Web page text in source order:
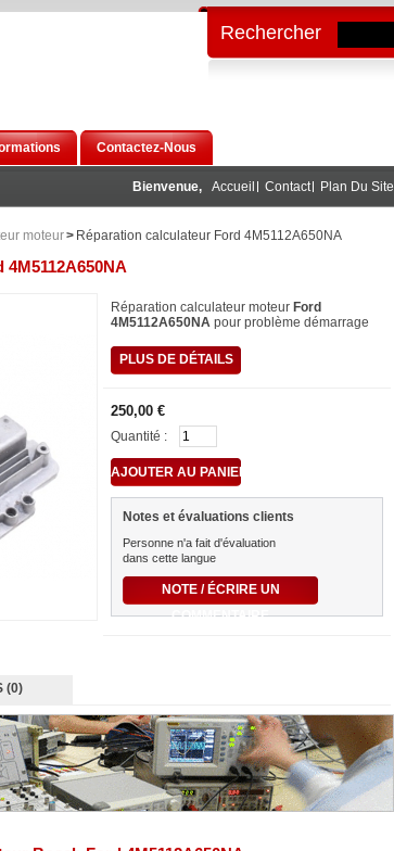
Contactez-Nous
Bienvenue, Accueil Contact Plan Du Site
Rechercher
moteur> Réparation calculateur Ford 4M5112A650NA
Réparation calculateur moteur Ford
4M5112A650NA pour problème démarrage
PLUS DE DÉTAILS
250,00 €
Quantité :
Notes et évaluations clients
Personne n'a fait d'évaluation
dans cette langue
NOTE / ÉCRIRE UN
COMMENTAIRE
(0)